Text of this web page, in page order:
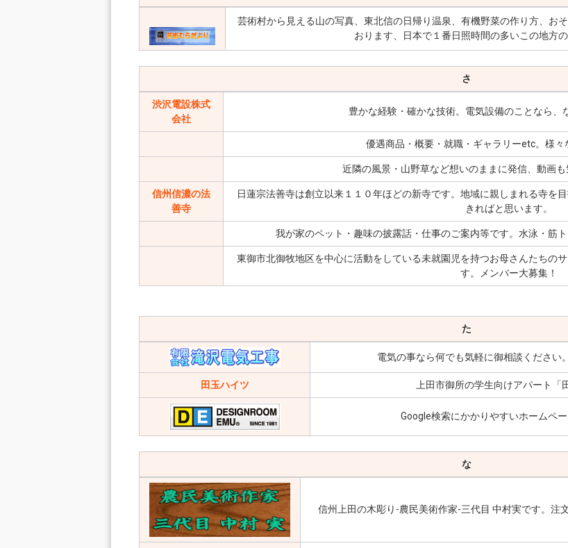
芸術村から見える山の写真、東北信の日帰り温泉、有機野菜の作り方、お
おります、日本で１番日照時間の多いこの地方
さ
渋沢電設株式
会社
豊かな経験・確かな技術。電気設備のことなら、
優遇商品・概要・就職・ギャラリーetc。様
近隣の風景・山野草など想いのままに発信、動画も
信州信濃の法
善寺
日蓮宗法善寺は創立以来１１０年ほどの新寺です。地域に親しまれる寺を
きればと思います。
我が家のペット・趣味の披露話・仕事のご案内等です。水泳・筋
東御市北御牧地区を中心に活動をしている未就園児を持つお母さんたちの
す。メンバー大募集！
た
電気の事なら何でも気軽に御相談ください
田玉ハイツ 上田市御所の学生向けアパート「
Google検索にかかりやすいホームペ
な
信州上田の木彫り-農民美術作家-三代目 中村実です。注